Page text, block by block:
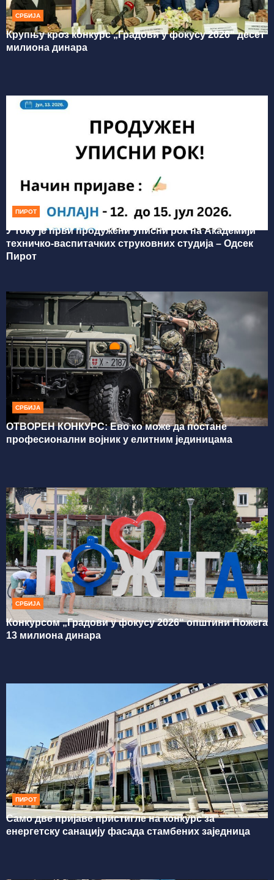
СРБИЈА
Крупњу кроз конкурс „Градови у фокусу 2026“ десет
милиона динара
ПИРОТ
У току је први продужени уписни рок на Академији
техничко-васпитачких струковних студија – Одсек
Пирот
СРБИЈА
ОТВОРЕН КОНКУРС: Ево ко може да постане
професионални војник у елитним јединицама
СРБИЈА
Конкурсом „Градови у фокусу 2026“ општини Пожега
13 милиона динара
ПИРОТ
Само две пријаве пристигле на конкурс за
енергетску санацију фасада стамбених заједница